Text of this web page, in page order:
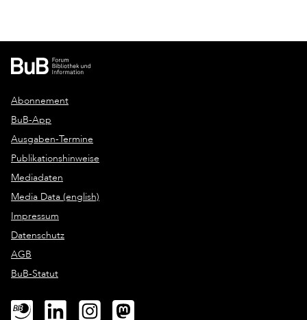
Abonnement
BuB-App
Ausgaben-Termine
Publikationshinweise
Mediadaten
Media Data (english)
Impressum
Datenschutz
AGB
BuB-Statut